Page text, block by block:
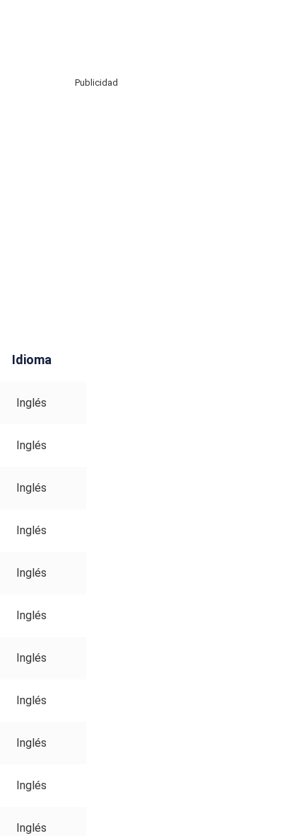
Publicidad
Idioma
Inglés
Inglés
Inglés
Inglés
Inglés
Inglés
Inglés
Inglés
Inglés
Inglés
Inglés